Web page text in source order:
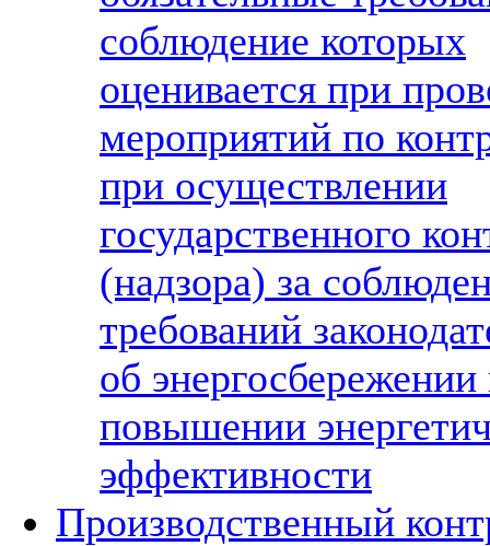
соблюдение которых
оценивается при
мероприятий по
при осуществлении
государственного
(надзора) за
требований
об энергосбережении
повышении
эффективности
Производственный